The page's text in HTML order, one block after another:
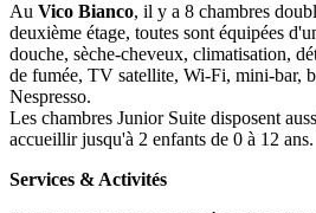
Au Vico Bianco, il y a 8 chambres
deuxième étage, toutes sont équipées
douche, sèche-cheveux, climatisation,
de fumée, TV satellite, Wi-Fi, mini-bar,
Nespresso.
Les chambres Junior Suite disposent
accueillir jusqu'à 2 enfants de 0 à 12 ans.
Services & Activités